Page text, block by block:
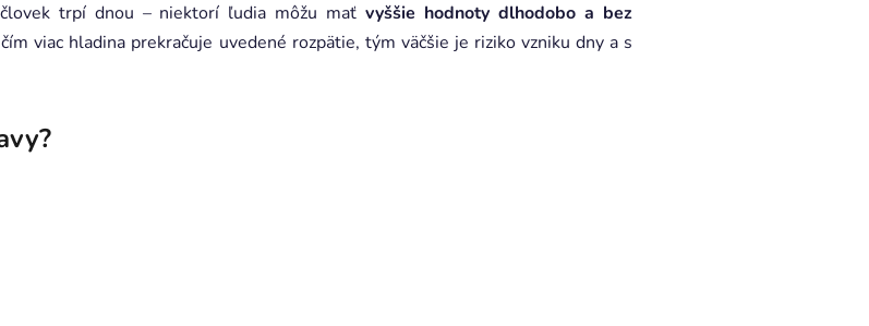
človek trpí dnou – niektorí ľudia môžu maťvyššie hodnoty dlhodobo a bez
viac hladina prekračuje uvedené rozpätie, tým väčšie je riziko vzniku dny a s